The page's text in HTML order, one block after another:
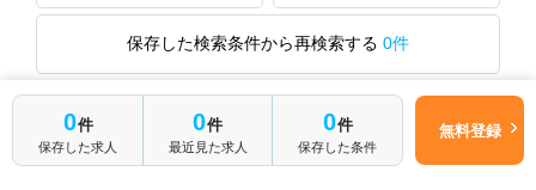
保存した検索条件から再検索する 0件
最近見た求人
0件
保存した求人
0件
最近見た求人
0件
保存した条件
無料登録